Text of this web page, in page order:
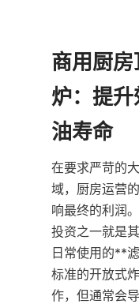
商用厨
炉：提
在要求严苛的
域，厨房运营
响最终的利润
投资之一就是
日常使用的**
标准的开放式
作，但通常会